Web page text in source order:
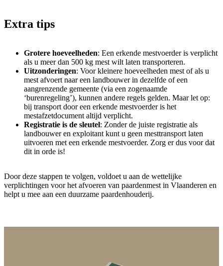
Extra tips
Grotere hoeveelheden: Een erkende mestvoerder is verplicht
als u meer dan 500 kg mest wilt laten transporteren.
Uitzonderingen: Voor kleinere hoeveelheden mest of als u
mest afvoert naar een landbouwer in dezelfde of een
aangrenzende gemeente (via een zogenaamde
‘burenregeling’), kunnen andere regels gelden. Maar let op:
bij transport door een erkende mestvoerder is het
mestafzetdocument altijd verplicht.
Registratie is de sleutel: Zonder de juiste registratie als
landbouwer en exploitant kunt u geen mesttransport laten
uitvoeren met een erkende mestvoerder. Zorg er dus voor dat
dit in orde is!
Door deze stappen te volgen, voldoet u aan de wettelijke
verplichtingen voor het afvoeren van paardenmest in Vlaanderen en
helpt u mee aan een duurzame paardenhouderij.